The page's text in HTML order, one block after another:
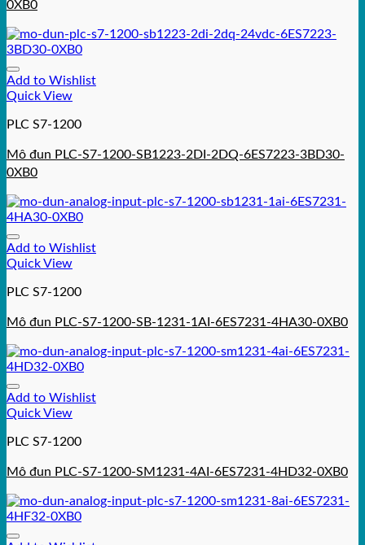
0XB0
Add to Wishlist
Quick View
PLC S7-1200
Mô đun PLC-S7-1200-SB1223-2DI-2DQ-6ES7223-3BD30-
0XB0
Add to Wishlist
Quick View
PLC S7-1200
Mô đun PLC-S7-1200-SB-1231-1AI-6ES7231-4HA30-0XB0
Add to Wishlist
Quick View
PLC S7-1200
Mô đun PLC-S7-1200-SM1231-4AI-6ES7231-4HD32-0XB0